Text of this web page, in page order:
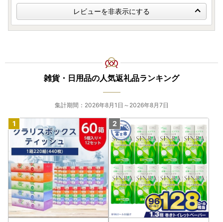
レビューを非表示にする
雑貨・日用品の人気返礼品ランキング
集計期間：2026年8月1日～2026年8月7日